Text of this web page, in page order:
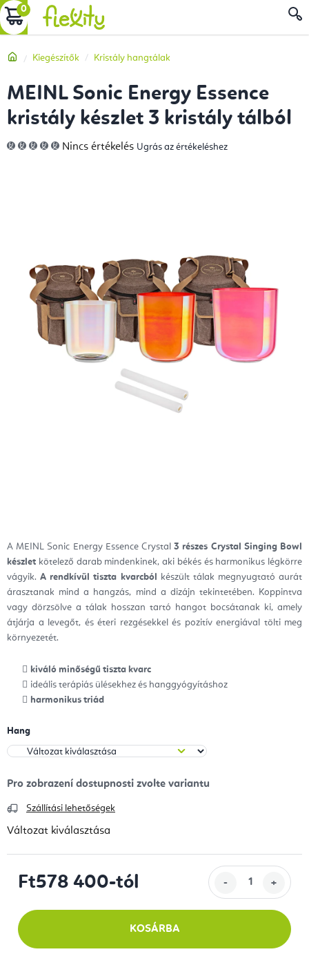
Ugrás
a
tartalomhoz
KOSÁR
Kezdőlap
Kiegészítők Kristály hangtálak
A MEINL Sonic Energy Essence Crystal3 részes Crystal Singing Bowl
készlet kötelező darab mindenkinek, aki békés és harmonikus légkörre
vágyik.A rendkívül tiszta kvarcból
készült tálak megnyugtató aurát
árasztanak mind a hangzás, mind a dizájn tekintetében. Koppintva
vagy dörzsölve a tálak hosszan tartó hangot bocsátanak ki, amely
átjárja a levegőt, és éteri rezgésekkel és pozitív energiával tölti meg
környezetét.
kiváló minőségű tiszta kvarc
ideális terápiás ülésekhez és hanggyógyításhoz
harmonikus triád
Hang
Szállítási lehetőségek
Változat kiválasztása
Ft578 400-tól
KOSÁRBA
MEINL Sonic Energy Essence
kristály készlet 3 kristály tálból
A
termék
Nincs értékelés Ugrás az értékeléshez